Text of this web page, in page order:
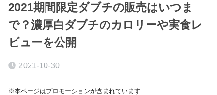
2021期間限定ダブチの販売はいつま
で？濃厚白ダブチのカロリーや実食レ
ビューを公開
2021-10-30
※本ページはプロモーションが含まれています